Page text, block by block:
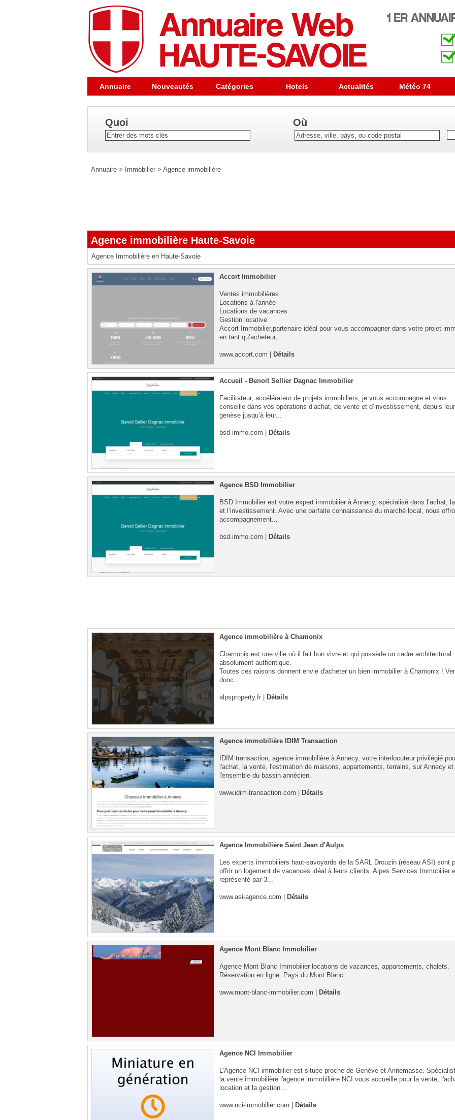
Annuaire Nouveautés Catégories Hotels Actualités Météo 74
Quoi Où
Annuaire > Immobilier > Agence immobilière
Agence immobilière Haute-Savoie
Agence Immobilière en Haute-Savoie
Accort Immobilier
Ventes immobilières
Locations à l'année
Locations de vacances
Gestion locative
Accort Immobilier,partenaire idéal pour vous accompagner dans votre projet
en tant qu’acheteur,...
www.accort.com Détails
Accueil - Benoit Sellier Dagnac Immobilier
Facilitateur, accélérateur de projets immobiliers, je vous accompagne et vous
conseille dans vos opérations d’achat, de vente et d’investissement, depuis leur
genèse jusqu’à leur...
bsd-immo.com Détails
Agence BSD Immobilier
BSD Immobilier est votre expert immobilier à Annecy, spécialisé dans l’achat,
et l’investissement. Avec une parfaite connaissance du marché local, nous
accompagnement...
bsd-immo.com Détails
Agence immobilière à Chamonix
Chamonix est une ville où il fait bon vivre et qui possède un cadre architectural
absolument authentique.
Toutes ces raisons donnent envie d'acheter un bien immobilier à Chamonix !
donc...
alpsproperty.fr Détails
Agence immobilière IDIM Transaction
IDIM transaction, agence immobilière à Annecy, votre interlocuteur privilégié
l'achat, la vente, l'estimation de maisons, appartements, terrains, sur Annecy et
l'ensemble du bassin annécien.
www.idim-transaction.com Détails
Agence Immobilière Saint Jean d'Aulps
Les experts immobiliers haut-savoyards de la SARL Drouzin (réseau ASI) sont
offrir un logement de vacances idéal à leurs clients. Alpes Services Immobilier
représenté par 3...
www.asi-agence.com Détails
Agence Mont Blanc Immobilier
Agence Mont Blanc Immobilier locations de vacances, appartements, chalets.
Réservation en ligne. Pays du Mont Blanc.
www.mont-blanc-immobilier.com Détails
Agence NCI Immobilier
L'Agence NCI immobilier est située proche de Genève et Annemasse.
la vente immobilière l'agence immobilière NCI vous accueille pour la vente,
location et la gestion...
www.nci-immobilier.com Détails